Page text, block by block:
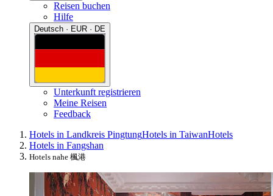
Reisen buchen
Hilfe
Deutsch · EUR · DE
Unterkunft registrieren
Meine Reisen
Feedback
Hotels in Landkreis PingtungHotels in TaiwanHotels
Hotels in Fangshan
Hotels nahe 楓港